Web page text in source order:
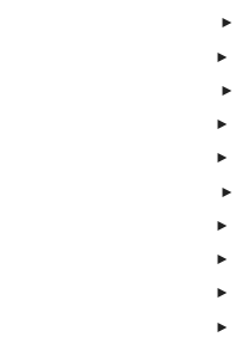
►
►
►
►
►
►
►
►
►
►